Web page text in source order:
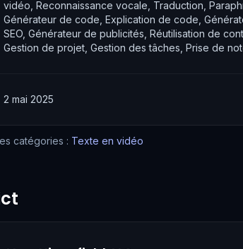
vidéo, Reconnaissance vocale, Traduction,
Générateur de code, Explication de code,
SEO, Générateur de publicités, Réutilisation de
Gestion de projet, Gestion des tâches, Prise de
2 mai 2025
catégories : Texte en vidéo